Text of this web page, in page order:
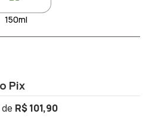
150ml
R$ 101,90